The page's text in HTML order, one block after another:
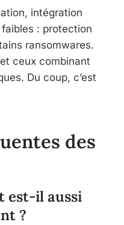
intégration
: protection
ransomwares.
ceux combinant
Du coup, c’est
des
est-il aussi
?